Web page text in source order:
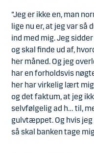
”Jeg er ikke en, man
lige nu er, at jeg var så
ind med mig. Jeg
og skal finde ud af,
her måned. Og jeg
har en forholdsvis
her har virkelig lært
og det faktum, at jeg
selvfølgelig ad h… til,
gulvtæppet. Og hvis
så skal banken tage